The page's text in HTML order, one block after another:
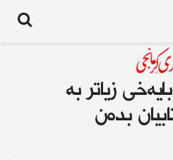
زياتر بە
بده‌ن